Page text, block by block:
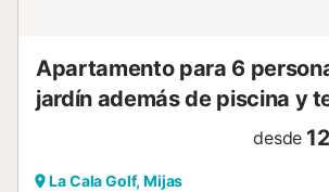
Apartamento para 6
jardín además de piscina y
desde
La Cala Golf, Mijas